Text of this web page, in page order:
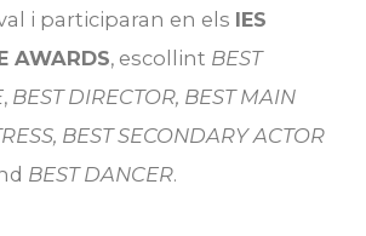
i participaran en els IES
AWARDS, escollint BEST
, BEST DIRECTOR, BEST MAIN
BEST SECONDARY ACTOR
BEST DANCER.